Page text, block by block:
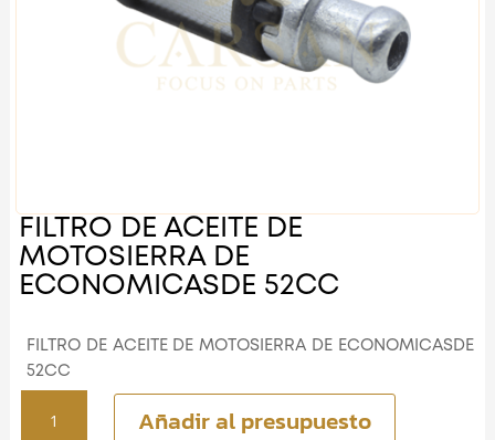
FILTRO DE ACEITE DE
MOTOSIERRA DE
ECONOMICASDE 52CC
FILTRO DE ACEITE DE MOTOSIERRA DE ECONOMICASDE
52CC
Añadir al presupuesto